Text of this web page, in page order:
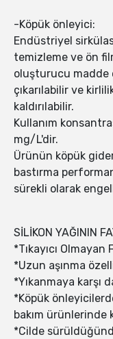
-Köpük önleyici:
Endüstriyel
temizleme ve ön
oluşturucu madde
çıkarılabilir ve
kaldırılabilir.
Kullanım
mg/L'dir.
Ürünün köpük
bastırma
sürekli olarak
SİLİKON YAĞININ
*Tıkayıcı
*Uzun aşınma
*Yıkanmaya karşı
*Köpük
bakım ürünlerinde
*Cilde